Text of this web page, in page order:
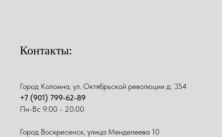
Контакты:
Город Коломна, ул. Октябрьской революции д. 354
+7 (901) 799-62-89
Пн-Вс 9:00 - 20:00
Город Воскресенск, улица Менделеева 10